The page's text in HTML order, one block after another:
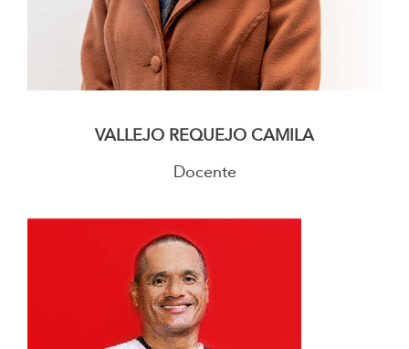
VALLEJO REQUEJO CAMILA
Docente